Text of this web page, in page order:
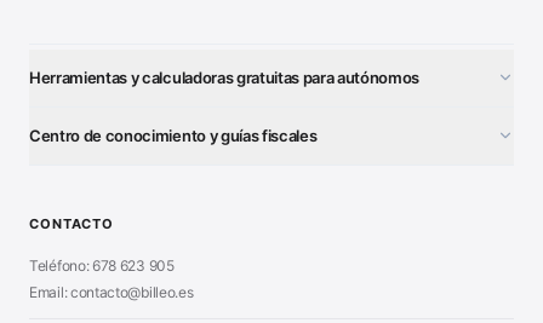
Herramientas y calculadoras gratuitas para autónomos
Generador Nóminas
■ Generador Presupuestos
Generador Facturas
Centro de conocimiento y guías fiscales
■Alta Autónomo Paso a Paso
■Certificado Digital
CONTACTO
Teléfono: 678 623 905
Email: contacto@billeo.es